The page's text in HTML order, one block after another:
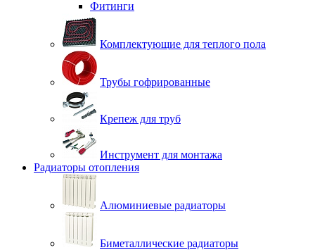
Фитинги
Комплектующие для теплого пола
Трубы гофрированные
Крепеж для труб
Инструмент для монтажа
Радиаторы отопления
Алюминиевые радиаторы
Биметаллические радиаторы